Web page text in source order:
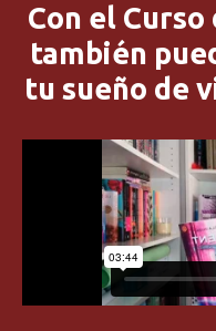
Con el
también
tu sueño de